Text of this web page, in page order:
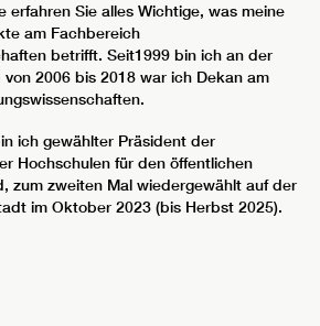
erfahren Sie alles Wichtige, was meine
am Fachbereich
betrifft. Seit1999 bin ich an der
2006 bis 2018 war ich Dekan am
ich gewählter Präsident der
Hochschulen für den öffentlichen
zum zweiten Mal wiedergewählt auf der
im Oktober 2023 (bis Herbst 2025).